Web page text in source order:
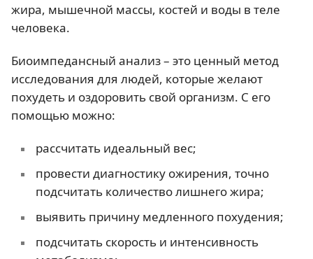
жира, мышечной массы, костей и воды в теле
человека.
Биоимпедансный анализ – это ценный метод
исследования для людей, которые желают
похудеть и оздоровить свой организм. С его
помощью можно:
рассчитать идеальный вес;
провести диагностику ожирения, точно
подсчитать количество лишнего жира;
выявить причину медленного похудения;
подсчитать скорость и интенсивность